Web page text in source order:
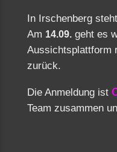
In Irschenberg
Am 14.09. geht es
Aussichtsplattform
zurück.
Die Anmeldung ist
Team zusammen